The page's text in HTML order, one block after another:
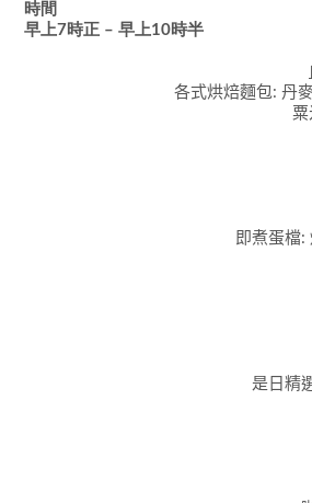
時間
早上7時正 – 早上10時半
各式烘焙麵包: 丹
粟
即煮蛋檔:
是日精